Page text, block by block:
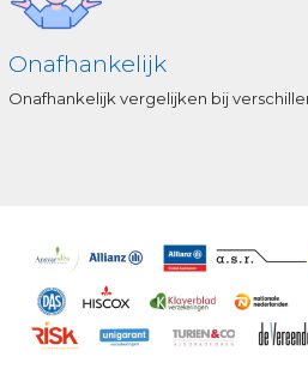
Onafhankelijk
Onafhankelijk vergelijken bij